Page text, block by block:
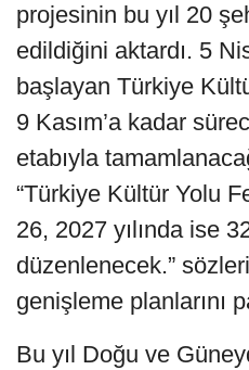
projesinin bu yıl 20
edildiğini aktardı. 5
başlayan Türkiye
9 Kasım’a kadar
etabıyla
“Türkiye Kültür Yolu
26, 2027 yılında ise
düzenlenecek.”
genişleme planlarını
Bu yıl Doğu ve